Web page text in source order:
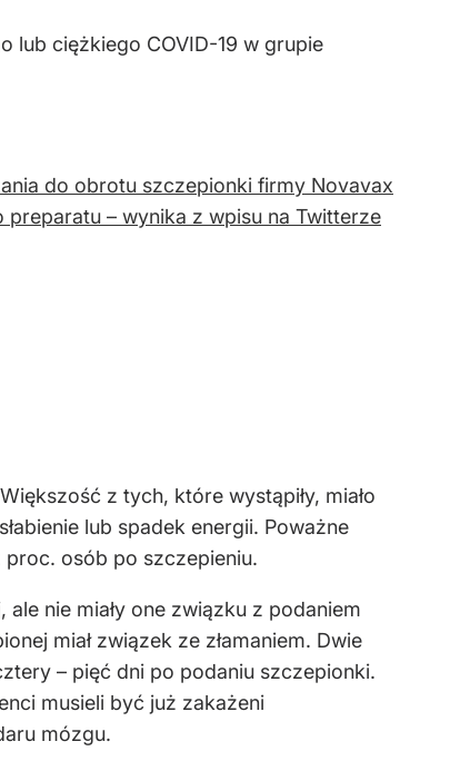
lub ciężkiego COVID-19 w grupie
do obrotu szczepionki firmy Novavax
– wynika z wpisu na Twitterze
z tych, które wystąpiły, miało
lub spadek energii. Poważne
proc. osób po szczepieniu.
nie miały one związku z podaniem
miał związek ze złamaniem. Dwie
– pięć dni po podaniu szczepionki.
musieli być już zakażeni
mózgu.